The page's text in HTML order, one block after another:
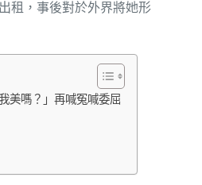
租，事後對於外界將她形
美嗎？」再喊冤喊委屈